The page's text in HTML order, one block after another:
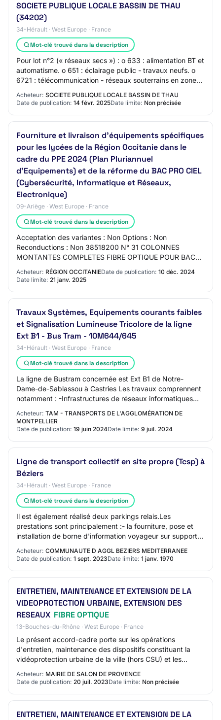
SOCIETE PUBLIQUE LOCALE BASSIN DE THAU
(34202)
34-Hérault · West Europe · France
Mot-clé trouvé dans la description
Pour lot n°2 (« réseaux secs ») : o 633 : alimentation BT et
automatisme. o 651 : éclairage public - travaux neufs. o
6721 : télécommunication - réseaux souterrains en zone
Acheteur: SOCIETE PUBLIQUE LOCALE BASSIN DE THAU
Date de publication: 14 févr. 2025Date limite: Non précisée
Fourniture et livraison d'équipements spécifiques
pour les lycées de la Région Occitanie dans le
cadre du PPE 2024 (Plan Pluriannuel
d'Equipements) et de la réforme du BAC PRO CIEL
(Cybersécurité, Informatique et Réseaux,
Electronique)
09-Ariège · West Europe · France
Mot-clé trouvé dans la description
Acceptation des variantes : Non Options : Non
Reconductions : Non 38518200 N° 31 COLONNES
MONTANTES COMPLETES FIBRE OPTIQUE POUR BAC
PRO CIEL Description : COLONNES MONTANTES
COMPLETES FIBRE OPTIQUE…
Acheteur: RÉGION OCCITANIEDate de publication: 10 déc. 2024
Date limite: 21 janv. 2025
Travaux Systèmes, Equipements courants faibles
et Signalisation Lumineuse Tricolore de la ligne
Ext B1 - Bus Tram - 10M644/645
34-Hérault · West Europe · France
Mot-clé trouvé dans la description
La ligne de Bustram concernée est Ext B1 de Notre-
Dame-de-Sablassou à Castries Les travaux comprennent
notamment : -Infrastructures de réseaux informatiques
(fibre optique) -Installation d'équipement…
Acheteur: TAM - TRANSPORTS DE L'AGGLOMÉRATION DE
MONTPELLIER
Date de publication: 19 juin 2024Date limite: 9 juil. 2024
Ligne de transport collectif en site propre (Tcsp) à
Béziers
34-Hérault · West Europe · France
Mot-clé trouvé dans la description
Il est également réalisé deux parkings relais.Les
prestations sont principalement :- la fourniture, pose et
installation de borne d'information voyageur sur support ;-
Acheteur: COMMUNAUTE D AGGL BEZIERS MEDITERRANEE
Date de publication: 1 sept. 2023Date limite: 1 janv. 1970
ENTRETIEN, MAINTENANCE ET EXTENSION DE LA
VIDEOPROTECTION URBAINE, EXTENSION DES
RESEAUX FIBRE OPTIQUE
13-Bouches-du-Rhône · West Europe · France
Le présent accord-cadre porte sur les opérations
d'entretien, maintenance des dispositifs constituant la
vidéoprotection urbaine de la ville (hors CSU) et les
Acheteur: MAIRIE DE SALON DE PROVENCE
Date de publication: 20 juil. 2023Date limite: Non précisée
ENTRETIEN, MAINTENANCE ET EXTENSION DE LA